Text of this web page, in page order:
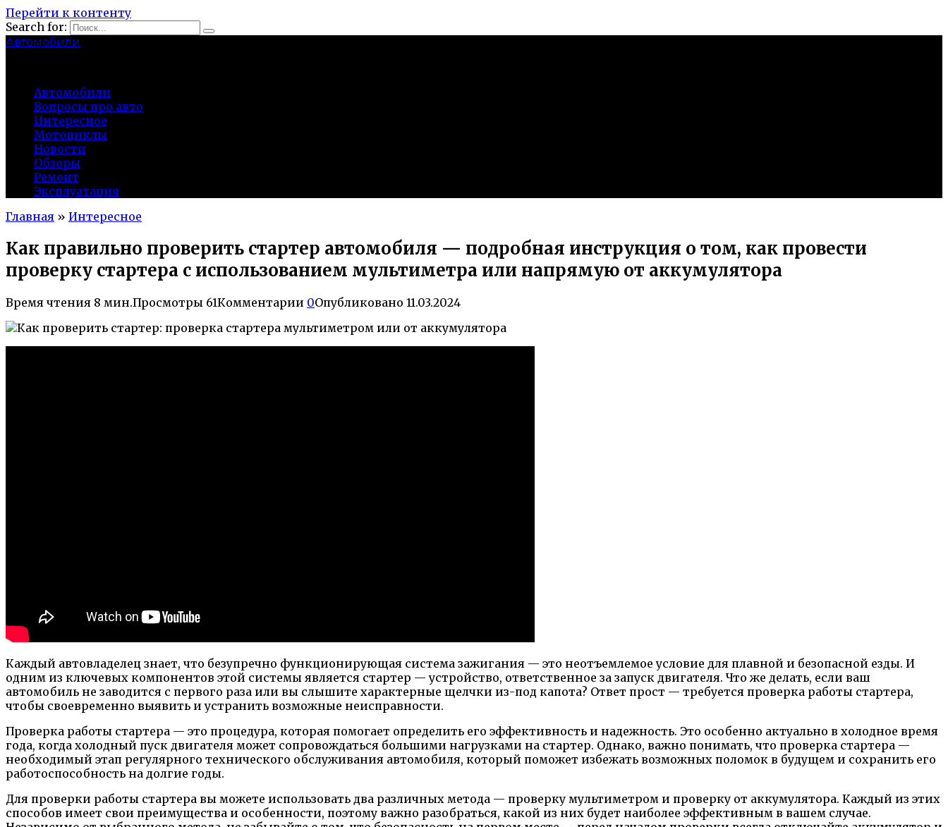
Перейти к контенту
Search for:
Автомобили
Автомобили
Вопросы про авто
Интересное
Мотоциклы
Новости
Обзоры
Ремонт
Эксплуатация
Главная » Интересное
Как правильно проверить стартер автомобиля — подробная инструкция о том, как провести
проверку стартера с использованием мультиметра или напрямую от аккумулятора
Время чтения 8 мин.Просмотры 61Комментарии 0Опубликовано 11.03.2024
Каждый автовладелец знает, что безупречно функционирующая система зажигания — это неотъемлемое условие для плавной и безопасной езды. И
одним из ключевых компонентов этой системы является стартер — устройство, ответственное за запуск двигателя. Что же делать, если ваш
автомобиль не заводится с первого раза или вы слышите характерные щелчки из-под капота? Ответ прост — требуется проверка работы стартера,
чтобы своевременно выявить и устранить возможные неисправности.
Проверка работы стартера — это процедура, которая помогает определить его эффективность и надежность. Это особенно актуально в холодное время
года, когда холодный пуск двигателя может сопровождаться большими нагрузками на стартер. Однако, важно понимать, что проверка стартера —
необходимый этап регулярного технического обслуживания автомобиля, который поможет избежать возможных поломок в будущем и сохранить его
работоспособность на долгие годы.
Для проверки работы стартера вы можете использовать два различных метода — проверку мультиметром и проверку от аккумулятора. Каждый из этих
способов имеет свои преимущества и особенности, поэтому важно разобраться, какой из них будет наиболее эффективным в вашем случае.